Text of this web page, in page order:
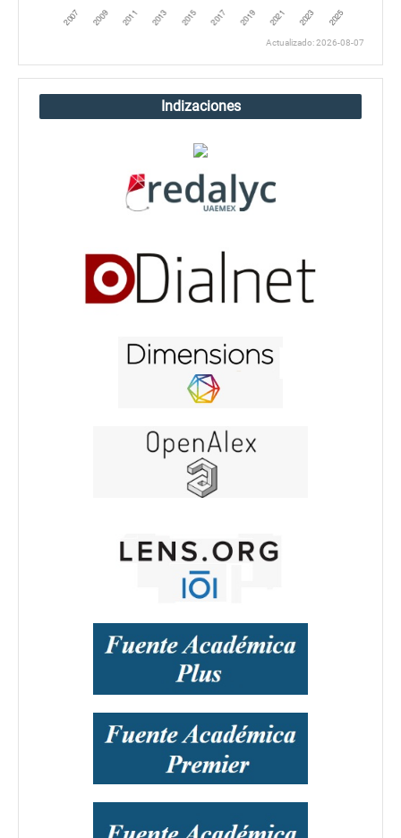
Actualizado: 2026-08-07
Indizaciones